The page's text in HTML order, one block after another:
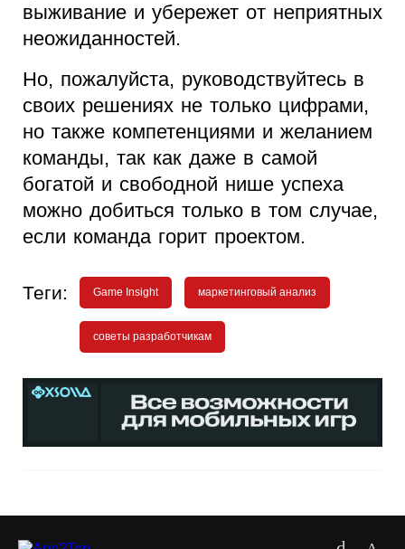
выживание и убережет от неприятных
неожиданностей.
Но, пожалуйста, руководствуйтесь в
своих решениях не только цифрами,
но также компетенциями и желанием
команды, так как даже в самой
богатой и свободной нише успеха
можно добиться только в том случае,
если команда горит проектом.
Теги: Game Insight маркетинговый анализ
советы разработчикам